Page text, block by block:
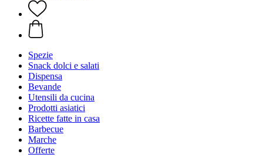
Spezie
Snack dolci e salati
Dispensa
Bevande
Utensili da cucina
Prodotti asiatici
Ricette fatte in casa
Barbecue
Marche
Offerte